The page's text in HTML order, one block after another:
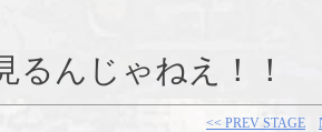
るんじゃねえ！！
<< PREV STAGE